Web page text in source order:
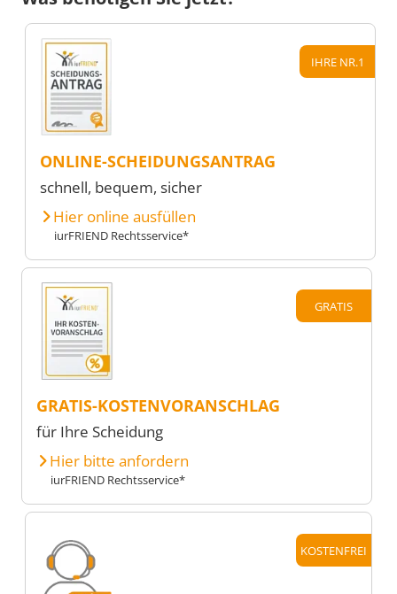
IHRE NR.1
ONLINE-SCHEIDUNGSANTRAG
schnell, bequem, sicher
Hier online ausfüllen
iurFRIEND Rechtsservice*
GRATIS
GRATIS-KOSTENVORANSCHLAG
für Ihre Scheidung
Hier bitte anfordern
iurFRIEND Rechtsservice*
KOSTENFREI